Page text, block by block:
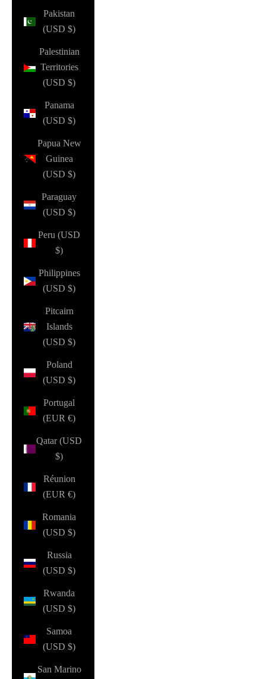
Pakistan
(USD $)
Palestinian
Territories
(USD $)
Panama
(USD $)
Papua New
Guinea
(USD $)
Paraguay
(USD $)
Peru (USD
$)
Philippines
(USD $)
Pitcairn
Islands
(USD $)
Poland
(USD $)
Portugal
(EUR €)
Qatar (USD
$)
Réunion
(EUR €)
Romania
(USD $)
Russia
(USD $)
Rwanda
(USD $)
Samoa
(USD $)
San Marino